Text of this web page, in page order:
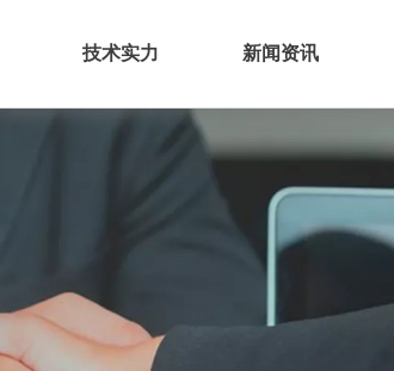
技术实力 新闻资讯